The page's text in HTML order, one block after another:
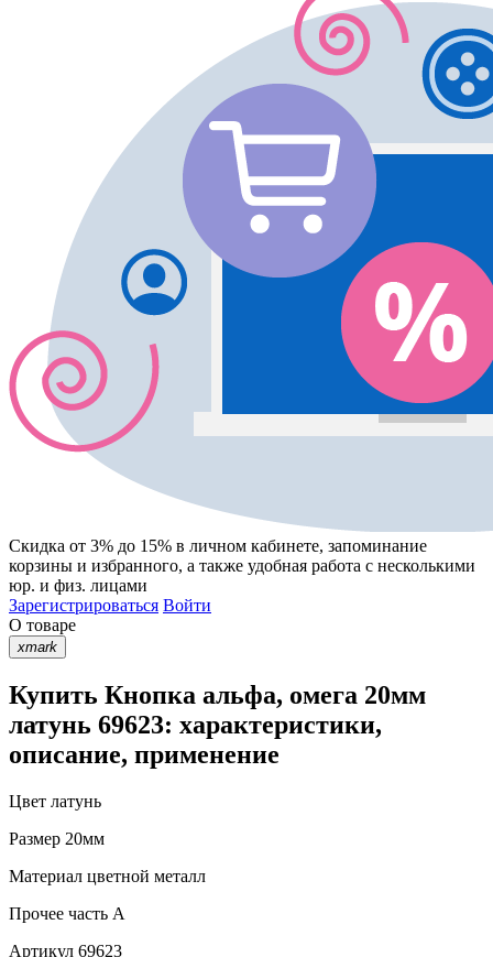
Скидка от 3% до 15% в личном кабинете, запоминание
корзины и избранного, а также удобная работа с несколькими
юр. и физ. лицами
Зарегистрироваться Войти
О товаре
xmark
Купить Кнопка альфа, омега 20мм
латунь 69623: характеристики,
описание, применение
Цвет латунь
Размер 20мм
Материал цветной металл
Прочее часть A
Артикул 69623